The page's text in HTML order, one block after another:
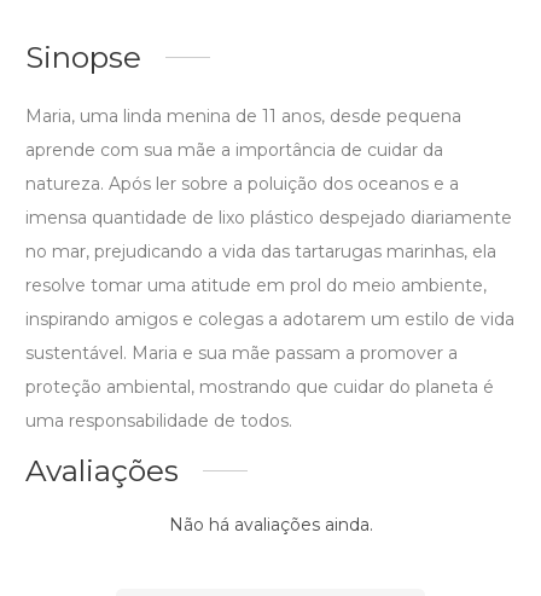
Sinopse
Maria, uma linda menina de 11 anos, desde pequena
aprende com sua mãe a importância de cuidar da
natureza. Após ler sobre a poluição dos oceanos e a
imensa quantidade de lixo plástico despejado diariamente
no mar, prejudicando a vida das tartarugas marinhas, ela
resolve tomar uma atitude em prol do meio ambiente,
inspirando amigos e colegas a adotarem um estilo de vida
sustentável. Maria e sua mãe passam a promover a
proteção ambiental, mostrando que cuidar do planeta é
uma responsabilidade de todos.
Avaliações
Não há avaliações ainda.